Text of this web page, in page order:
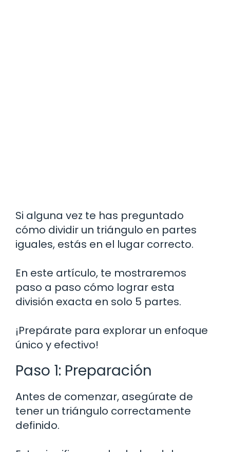
Si alguna vez te has preguntado
cómo dividir un triángulo en partes
iguales, estás en el lugar correcto.
En este artículo, te mostraremos
paso a paso cómo lograr esta
división exacta en solo 5 partes.
¡Prepárate para explorar un enfoque
único y efectivo!
Paso 1: Preparación
Antes de comenzar, asegúrate de
tener un triángulo correctamente
definido.